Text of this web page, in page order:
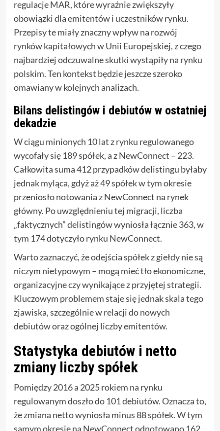
regulacje MAR, które wyraźnie zwiększyły
obowiązki dla emitentów i uczestników rynku.
Przepisy te miały znaczny wpływ na rozwój
rynków kapitałowych w Unii Europejskiej, z czego
najbardziej odczuwalne skutki wystąpiły na rynku
polskim. Ten kontekst będzie jeszcze szeroko
omawiany w kolejnych analizach.
Bilans delistingów i debiutów w ostatniej
dekadzie
W ciągu minionych 10 lat z rynku regulowanego
wycofały się 189 spółek, a z NewConnect – 223.
Całkowita suma 412 przypadków delistingu byłaby
jednak myląca, gdyż aż 49 spółek w tym okresie
przeniosło notowania z NewConnect na rynek
główny. Po uwzględnieniu tej migracji, liczba
„faktycznych” delistingów wyniosła łącznie 363, w
tym 174 dotyczyło rynku NewConnect.
Warto zaznaczyć, że odejścia spółek z giełdy nie są
niczym nietypowym – mogą mieć tło ekonomiczne,
organizacyjne czy wynikające z przyjętej strategii.
Kluczowym problemem staje się jednak skala tego
zjawiska, szczególnie w relacji do nowych
debiutów oraz ogólnej liczby emitentów.
Statystyka debiutów i netto
zmiany liczby spółek
Pomiędzy 2016 a 2025 rokiem na rynku
regulowanym doszło do 101 debiutów. Oznacza to,
że zmiana netto wyniosła minus 88 spółek. W tym
samym okresie na NewConnect odnotowano 162